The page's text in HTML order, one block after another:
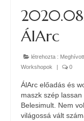
ÁlArc
létrehozta :
Workshopok
0
ÁlArc előadás és
maszk szép
Belesimult. Nem
világossá vált